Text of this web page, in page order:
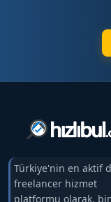
Türkiye'nin en aktif
freelancer hizmet
platformu olarak,